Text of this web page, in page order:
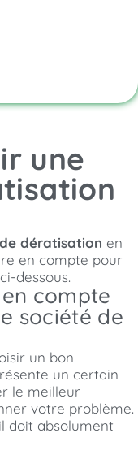
une
dératisation en
en compte pour
dessous.
compte
société de
un bon
un certain
le meilleur
votre problème.
doit absolument